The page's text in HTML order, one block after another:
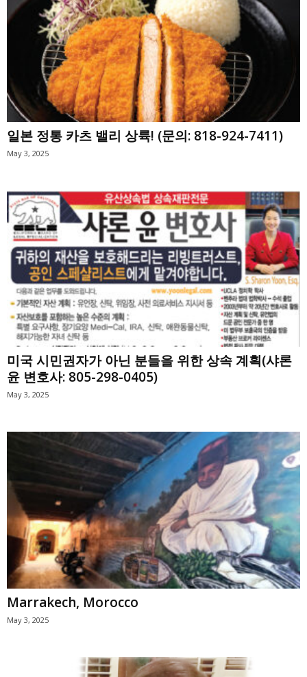
일본 정통 카츠 밸리 상륙! (문의: 818-924-7411)
May 3, 2025
미국 시민권자가 아닌 분들을 위한 상속 계획(샤론
윤 변호사: 805-298-0405)
May 3, 2025
Marrakech, Morocco
May 3, 2025